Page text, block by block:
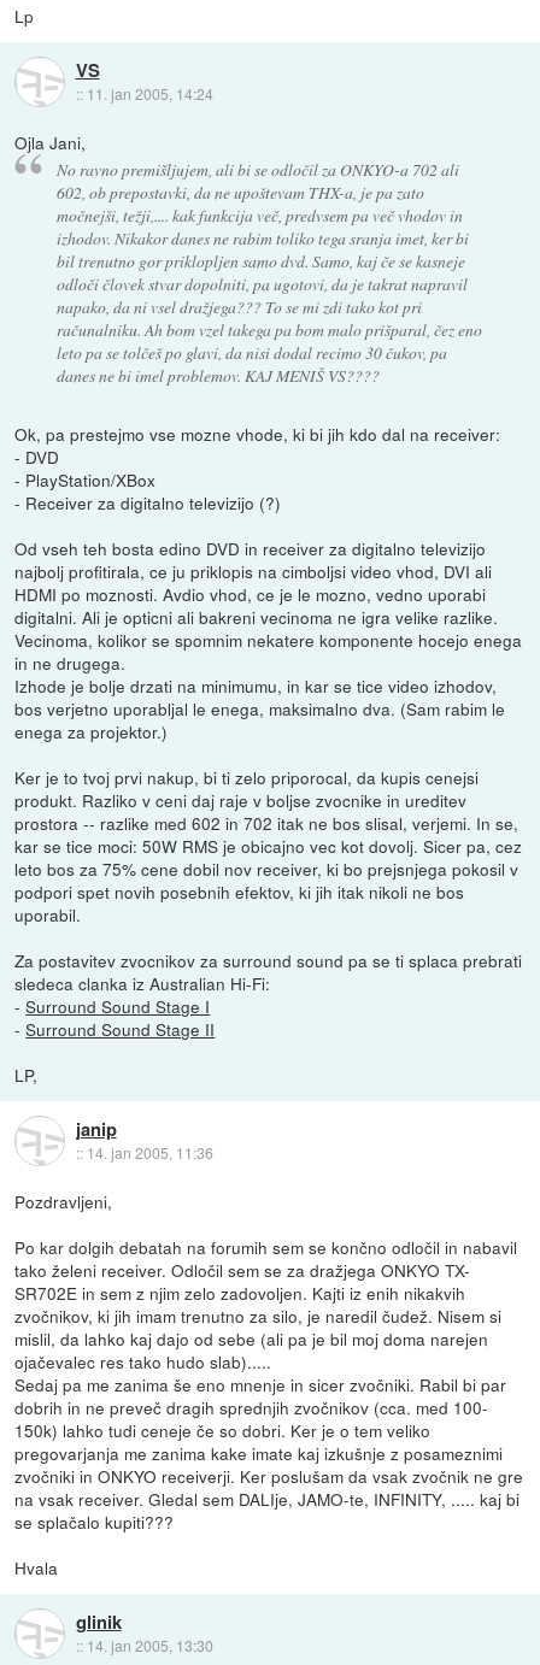
Lp
VS
:: 11. jan 2005, 14:24
Ojla Jani,
No ravno premišljujem, ali bi se odločil za ONKYO-a 702 ali
602, ob prepostavki, da ne upoštevam THX-a, je pa zato
močnejši, težji,.... kak funkcija več, predvsem pa več vhodov in
izhodov. Nikakor danes ne rabim toliko tega sranja imet, ker bi
bil trenutno gor priklopljen samo dvd. Samo, kaj če se kasneje
odloči človek stvar dopolniti, pa ugotovi, da je takrat napravil
napako, da ni vsel dražjega??? To se mi zdi tako kot pri
računalniku. Ah bom vzel takega pa bom malo prišparal, čez eno
leto pa se tolčeš po glavi, da nisi dodal recimo 30 čukov, pa
danes ne bi imel problemov. KAJ MENIŠ VS????
Ok, pa prestejmo vse mozne vhode, ki bi jih kdo dal na receiver:
- DVD
- PlayStation/XBox
- Receiver za digitalno televizijo (?)
Od vseh teh bosta edino DVD in receiver za digitalno televizijo
najbolj profitirala, ce ju priklopis na cimboljsi video vhod, DVI ali
HDMI po moznosti. Avdio vhod, ce je le mozno, vedno uporabi
digitalni. Ali je opticni ali bakreni vecinoma ne igra velike razlike.
Vecinoma, kolikor se spomnim nekatere komponente hocejo enega
in ne drugega.
Izhode je bolje drzati na minimumu, in kar se tice video izhodov,
bos verjetno uporabljal le enega, maksimalno dva. (Sam rabim le
enega za projektor.)
Ker je to tvoj prvi nakup, bi ti zelo priporocal, da kupis cenejsi
produkt. Razliko v ceni daj raje v boljse zvocnike in ureditev
prostora -- razlike med 602 in 702 itak ne bos slisal, verjemi. In se,
kar se tice moci: 50W RMS je obicajno vec kot dovolj. Sicer pa, cez
leto bos za 75% cene dobil nov receiver, ki bo prejsnjega pokosil v
podpori spet novih posebnih efektov, ki jih itak nikoli ne bos
uporabil.
Za postavitev zvocnikov za surround sound pa se ti splaca prebrati
sledeca clanka iz Australian Hi-Fi:
-Surround Sound Stage I
-Surround Sound Stage II
LP,
janip
:: 14. jan 2005, 11:36
Pozdravljeni,
Po kar dolgih debatah na forumih sem se končno odločil in nabavil
tako želeni receiver. Odločil sem se za dražjega ONKYO TX-
SR702E in sem z njim zelo zadovoljen. Kajti iz enih nikakvih
zvočnikov, ki jih imam trenutno za silo, je naredil čudež. Nisem si
mislil, da lahko kaj dajo od sebe (ali pa je bil moj doma narejen
ojačevalec res tako hudo slab).....
Sedaj pa me zanima še eno mnenje in sicer zvočniki. Rabil bi par
dobrih in ne preveč dragih sprednjih zvočnikov (cca. med 100-
150k) lahko tudi ceneje če so dobri. Ker je o tem veliko
pregovarjanja me zanima kake imate kaj izkušnje z posameznimi
zvočniki in ONKYO receiverji. Ker poslušam da vsak zvočnik ne gre
na vsak receiver. Gledal sem DALIje, JAMO-te, INFINITY, ..... kaj bi
se splačalo kupiti???
Hvala
glinik
:: 14. jan 2005, 13:30